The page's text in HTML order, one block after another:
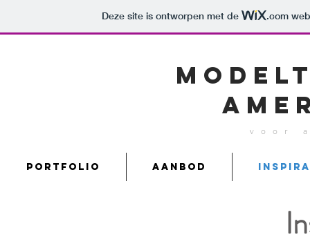
Deze site is ontworpen met de .com
voor
Portfolio Aanbod